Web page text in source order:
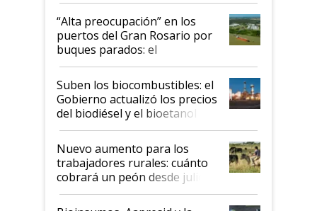
“Alta preocupación” en los
puertos del Gran Rosario por
buques parados: el
funcionamiento de las
exportadoras en tensión tras
la medida de fuerza de los
prácticos
Suben los biocombustibles: el
Gobierno actualizó los precios
del biodiésel y el bioetanol
Nuevo aumento para los
trabajadores rurales: cuánto
cobrará un peón desde julio